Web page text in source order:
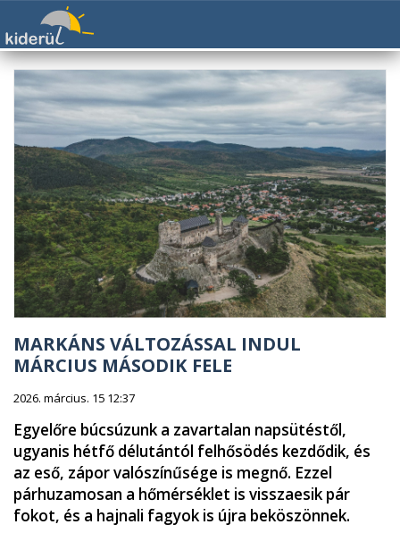
MARKÁNS VÁLTOZÁSSAL INDUL
MÁRCIUS MÁSODIK FELE
2026. március. 15 12:37
Egyelőre búcsúzunk a zavartalan napsütéstől,
ugyanis hétfő délutántól felhősödés kezdődik, és
az eső, zápor valószínűsége is megnő. Ezzel
párhuzamosan a hőmérséklet is visszaesik pár
fokot, és a hajnali fagyok is újra beköszönnek.